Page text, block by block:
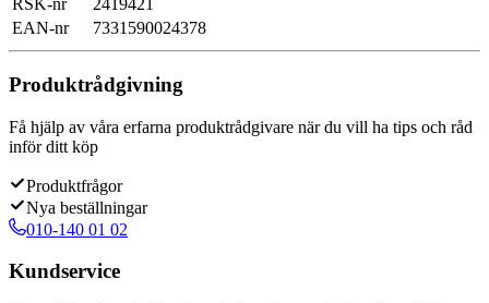
RSK-nr
2419421
EAN-nr
7331590024378
Produktrådgivning
Få hjälp av våra erfarna produktrådgivare när du vill ha tips och råd
inför ditt köp
Produktfrågor
Nya beställningar
010-140 01 02
Kundservice